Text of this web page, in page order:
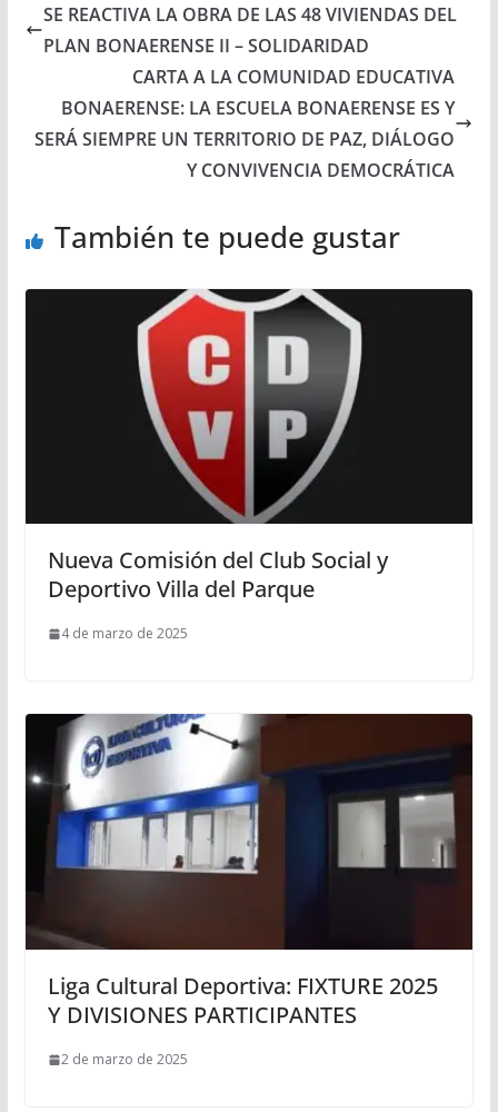
SE REACTIVA LA OBRA DE LAS 48 VIVIENDAS DEL
PLAN BONAERENSE II – SOLIDARIDAD
CARTA A LA COMUNIDAD EDUCATIVA
BONAERENSE: LA ESCUELA BONAERENSE ES Y
SERÁ SIEMPRE UN TERRITORIO DE PAZ, DIÁLOGO
Y CONVIVENCIA DEMOCRÁTICA
También te puede gustar
Nueva Comisión del Club Social y
Deportivo Villa del Parque
4 de marzo de 2025
Liga Cultural Deportiva: FIXTURE 2025
Y DIVISIONES PARTICIPANTES
2 de marzo de 2025